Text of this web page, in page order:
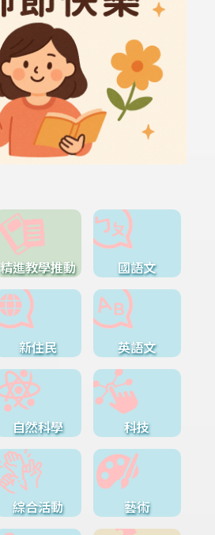
精進教學推動 國語文
新住民 英語文
自然科學 科技
綜合活動 藝術